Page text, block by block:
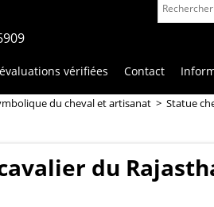
vérifiées Contact
du cheval et artisanat > Statue
du